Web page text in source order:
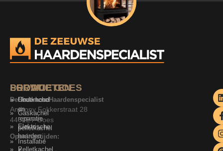
SERVICE
Onderhoud
en
reparatie
pelletkachel
Installatie
PRODUCTEN
Houtkachel
Gaskachel
Elektrische
haarden
Pelletkachel
LOCATIE GOES
De Zeeuwse Haardenspecialist
Anthony Fokkerstraat 28
4462ET Goes
Openingstijden: